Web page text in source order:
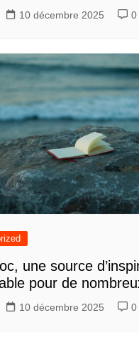
10 décembre 2025 0
une source
pour de
10 décembre 2025 0